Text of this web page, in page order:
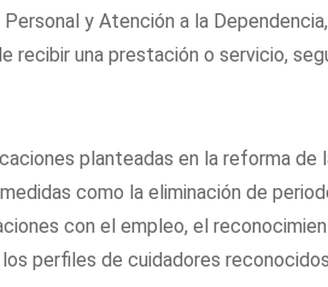
y Atención a la
recibir una prestación o servicio,
planteadas en la reforma de
como la eliminación de
con el empleo, el
perfiles de cuidadores